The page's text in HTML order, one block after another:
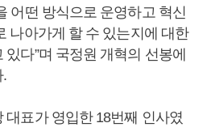
어떤 방식으로 운영하고 혁신
나아가게 할 수 있는지에 대한
다”며 국정원 개혁의 선봉에
.
대표가 영입한 18번째 인사였